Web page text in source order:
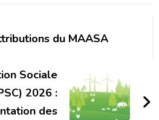
du MAASA
Sociale
2026 :
des